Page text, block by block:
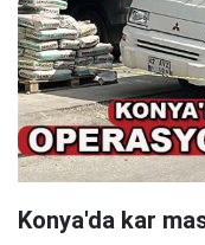
Konya'da kar